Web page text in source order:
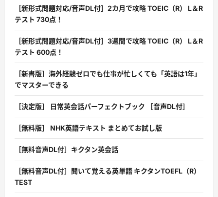
［新形式問題対応/音声DL付］2カ月で攻略 TOEIC（R） L＆R
テスト 730点！
［新形式問題対応/音声DL付］3週間で攻略 TOEIC（R） L＆R
テスト 600点！
［新書版］海外経験ゼロでも仕事が忙しくても「英語は1年」
でマスターできる
［決定版］ 日常英会話パーフェクトブック ［音声DL付］
［無料版］ NHK英語テキスト まとめてお試し版
［無料音声DL付］キクタン英会話
［無料音声DL付］聞いて覚える英単語 キクタンTOEFL（R）
TEST